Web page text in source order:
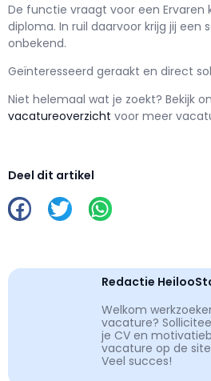
De functie vraagt voor een Ervaren
diploma. In ruil daarvoor krijg jij een
onbekend.
Geïnteresseerd geraakt en direct
Niet helemaal wat je zoekt? Bekijk
vacatureoverzicht voor meer
Deel dit artikel
Redactie
Welkom
vacature?
je CV en
vacature op de
Veel succes!